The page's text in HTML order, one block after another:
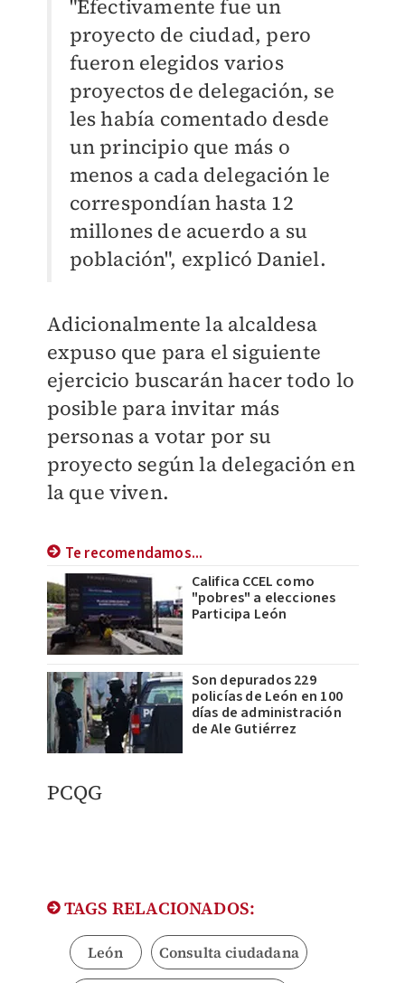
"Efectivamente fue un
proyecto de ciudad, pero
fueron elegidos varios
proyectos de delegación, se
les había comentado desde
un principio que más o
menos a cada delegación le
correspondían hasta 12
millones de acuerdo a su
población", explicó Daniel.
Adicionalmente la alcaldesa
expuso que para el siguiente
ejercicio buscarán hacer todo lo
posible para invitar más
personas a votar por su
proyecto según la delegación en
la que viven.
Te recomendamos...
Califica CCEL como
"pobres" a elecciones
Participa León
Son depurados 229
policías de León en 100
días de administración
de Ale Gutiérrez
PCQG
TAGS RELACIONADOS:
León Consulta ciudadana